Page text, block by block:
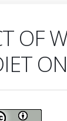
OF